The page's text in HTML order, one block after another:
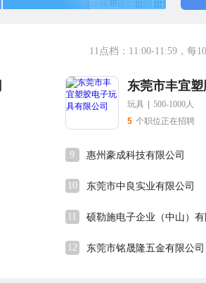
11点档：11:00-11:59，每
东莞市丰宜塑
玩具
500-1000人
5 个职位正在招聘
9 惠州豪成科技有限公司
10 东莞市中良实业有限公司
11 硕勒施电子企业（中山）有
12 东莞市铭晟隆五金有限公司